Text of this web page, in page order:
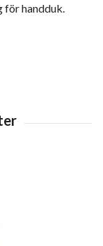
för handduk.